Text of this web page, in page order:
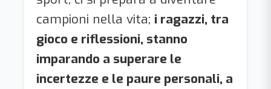
campioni nella vita; i ragazzi, tra
gioco e riflessioni, stanno
imparando a superare le
incertezze e le paure personali, a